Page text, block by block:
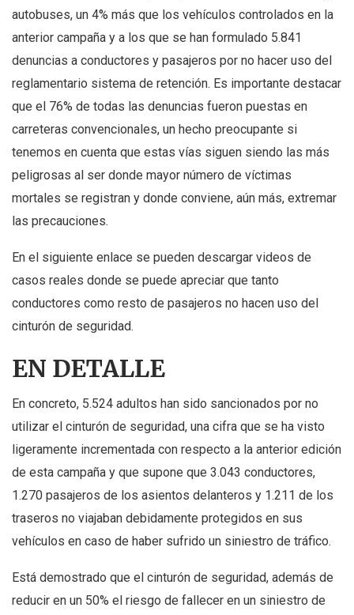
autobuses, un 4% más que los vehículos controlados en la
anterior campaña y a los que se han formulado 5.841
denuncias a conductores y pasajeros por no hacer uso del
reglamentario sistema de retención. Es importante destacar
que el 76% de todas las denuncias fueron puestas en
carreteras convencionales, un hecho preocupante si
tenemos en cuenta que estas vías siguen siendo las más
peligrosas al ser donde mayor número de víctimas
mortales se registran y donde conviene, aún más, extremar
las precauciones.
En el siguiente enlace se pueden descargar videos de
casos reales donde se puede apreciar que tanto
conductores como resto de pasajeros no hacen uso del
cinturón de seguridad.
EN DETALLE
En concreto, 5.524 adultos han sido sancionados por no
utilizar el cinturón de seguridad, una cifra que se ha visto
ligeramente incrementada con respecto a la anterior edición
de esta campaña y que supone que 3.043 conductores,
1.270 pasajeros de los asientos delanteros y 1.211 de los
traseros no viajaban debidamente protegidos en sus
vehículos en caso de haber sufrido un siniestro de tráfico.
Está demostrado que el cinturón de seguridad, además de
reducir en un 50% el riesgo de fallecer en un siniestro de